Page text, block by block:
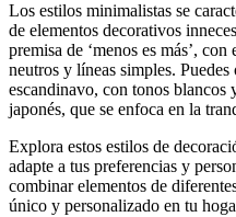
Los estilos minimalistas se
de elementos decorativos
premisa de ‘menos es más’,
neutros y líneas simples.
escandinavo, con tonos
japonés, que se enfoca en la
Explora estos estilos de
adapte a tus preferencias y
combinar elementos de
único y personalizado en tu